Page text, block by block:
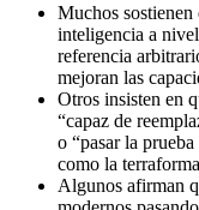
Muchos sostienen
inteligencia a
referencia
mejoran las
Otros insisten en
“capaz de
o “pasar la
como la
Algunos afirman